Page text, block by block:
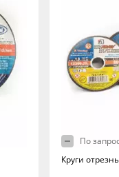
По
Круги